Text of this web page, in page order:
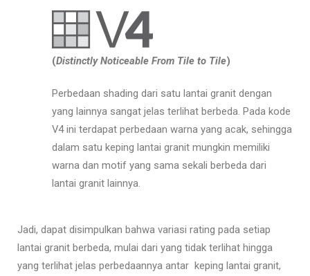
(Distinctly Noticeable From Tile to Tile)
Perbedaan shading dari satu lantai granit dengan
yang lainnya sangat jelas terlihat berbeda. Pada kode
V4 ini terdapat perbedaan warna yang acak, sehingga
dalam satu keping lantai granit mungkin memiliki
warna dan motif yang sama sekali berbeda dari
lantai granit lainnya.
Jadi, dapat disimpulkan bahwa variasi rating pada setiap
lantai granit berbeda, mulai dari yang tidak terlihat hingga
yang terlihat jelas perbedaannya antar keping lantai granit,